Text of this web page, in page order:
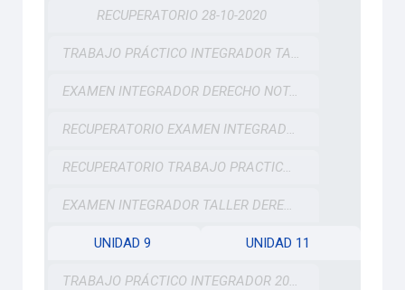
RECUPERATORIO 28-10-2020
TRABAJO PRÁCTICO INTEGRADOR TALLER DNyR
EXAMEN INTEGRADOR DERECHO NOTARIAL Y REGISTRAL 25-11-20
RECUPERATORIO EXAMEN INTEGRADOR DERECHO NOTARIAL Y REGISTRAL 03-12-20
RECUPERATORIO TRABAJO PRACTICO INTEGRADOR TALLER DNyR
EXAMEN INTEGRADOR TALLER DERECHO NOTARIAL Y REGISTRAL 11-12-20
UNIDAD 9 UNIDAD 11
TRABAJO PRÁCTICO INTEGRADOR 2021